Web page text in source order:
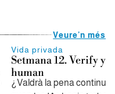
Veure'n més
Vida privada
Setmana 12. Verify
human
¿Valdrà la pena